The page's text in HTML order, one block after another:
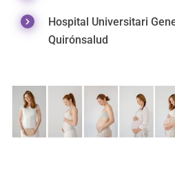
Hospital Universitari
Quirónsalud